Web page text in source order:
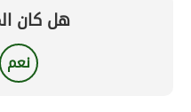
هل كان
نعم